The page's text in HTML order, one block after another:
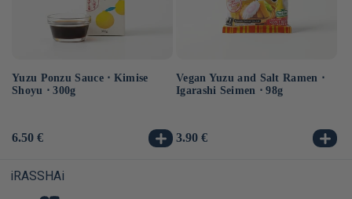
Yuzu Ponzu Sauce ⋅ Kimise
Shoyu ⋅ 300g
Usual
6.50 €
Vegan Yuzu and Salt Ramen ⋅
Igarashi Seimen ⋅ 98g
Usual
3.90 €
iRASSHAi